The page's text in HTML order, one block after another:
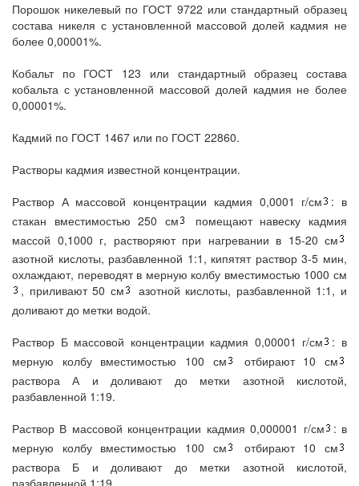
Порошок никелевый по ГОСТ 9722 или стандартный образец
состава никеля с установленной массовой долей кадмия не
более 0,00001%.
Кобальт по ГОСТ 123 или стандартный образец состава
кобальта с установленной массовой долей кадмия не более
0,00001%.
Кадмий по ГОСТ 1467 или по ГОСТ 22860.
Растворы кадмия известной концентрации.
Раствор А массовой концентрации кадмия 0,0001 г/см
: в
стакан вместимостью 250 см
помещают навеску кадмия
массой 0,1000 г, растворяют при нагревании в 15-20 см
азотной кислоты, разбавленной 1:1, кипятят раствор 3-5 мин,
охлаждают, переводят в мерную колбу вместимостью 1000 см
, приливают 50 см
азотной кислоты, разбавленной 1:1, и
доливают до метки водой.
Раствор Б массовой концентрации кадмия 0,00001 г/см
: в
мерную колбу вместимостью 100 см
отбирают 10 см
раствора А и доливают до метки азотной кислотой,
разбавленной 1:19.
Раствор В массовой концентрации кадмия 0,000001 г/см
: в
мерную колбу вместимостью 100 см
отбирают 10 см
раствора Б и доливают до метки азотной кислотой,
разбавленной 1:19.